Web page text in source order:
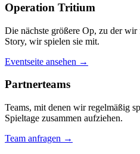
Operation Tritium
Die nächste größere Op, zu der
Story, wir spielen sie mit.
Eventseite ansehen →
Partnerteams
Teams, mit denen wir regelmäßig
Spieltage zusammen aufziehen.
Team anfragen →